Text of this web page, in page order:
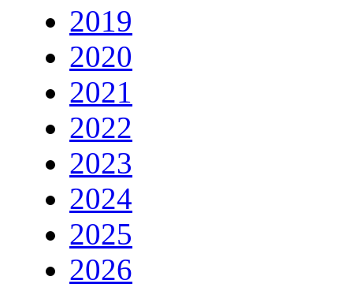
2019
2020
2021
2022
2023
2024
2025
2026